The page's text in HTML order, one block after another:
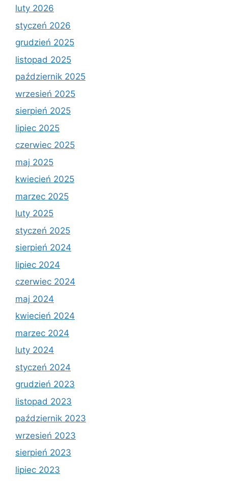
luty 2026
styczeń 2026
grudzień 2025
listopad 2025
październik 2025
wrzesień 2025
sierpień 2025
lipiec 2025
czerwiec 2025
maj 2025
kwiecień 2025
marzec 2025
luty 2025
styczeń 2025
sierpień 2024
lipiec 2024
czerwiec 2024
maj 2024
kwiecień 2024
marzec 2024
luty 2024
styczeń 2024
grudzień 2023
listopad 2023
październik 2023
wrzesień 2023
sierpień 2023
lipiec 2023